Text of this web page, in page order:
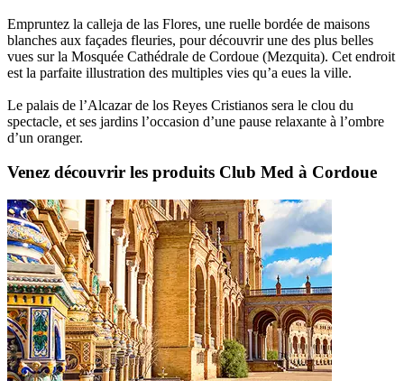
Empruntez la calleja de las Flores, une ruelle bordée de maisons
blanches aux façades fleuries, pour découvrir une des plus belles
vues sur la Mosquée Cathédrale de Cordoue (Mezquita). Cet endroit
est la parfaite illustration des multiples vies qu’a eues la ville.
Le palais de l’Alcazar de los Reyes Cristianos sera le clou du
spectacle, et ses jardins l’occasion d’une pause relaxante à l’ombre
d’un oranger.
Venez découvrir les produits Club Med à Cordoue